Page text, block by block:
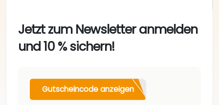
Jetzt zum Newsletter anmelden
und 10 % sichern!
Gutscheincode anzeigen